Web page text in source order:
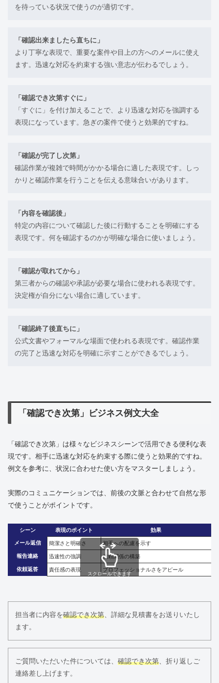
を待っている状況で使うのが適切です。
「確認出来ましたら直ちに」
より丁寧な表現で、重要な案件や目上の方へのメールに使え
ます。迅速な対応を約束する強い意志が伝わるでしょう。
「確認でき次第すぐに」
「すぐに」を付け加えることで、より迅速な対応を強調する
表現になっています。急ぎの案件で使うと効果的ですね。
「確認が完了し次第」
確認作業が複雑で時間がかかる場合に適した表現です。しっ
かりと確認作業を行うことを伝える意味合いがあります。
「内容を確認後」
特定の内容について確認した後に行動することを明確にする
表現です。何を確認するのかが明確な場合に使いましょう。
「確認が取れてから」
第三者からの確認や承認が必要な場合に使われる表現です。
決定権が自分にない場合に適しています。
「確認終了後直ちに」
公式文書やフォーマルな場面で使われる表現です。確認作業
の完了と迅速な対応を明確に示すことができるでしょう。
「確認でき次第」ビジネス例文大全
「確認でき次第」は様々なビジネスシーンで活用できる便利な表
現です。相手に迅速な対応を約束する際に使うと効果的ですね。
例文を参考に、状況に合わせた使い方をマスターしましょう。
実際のコミュニケーションでは、前後の文脈と合わせて自然な形
で使うことがポイントです。
シーン 表現のポイント 効果
メール返信 簡潔さと明確さ 相手への配慮を示す
報告連絡 迅速性の強調 信頼関係の構築
依頼返答 責任感の表現 プロフェッショナルさをアピール
スクロールできます
担当者に内容を確認でき次第 、詳細な見積書をお送りいたし
ます。
ご質問いただいた件については、 確認でき次第 、折り返しご
連絡差し上げます。